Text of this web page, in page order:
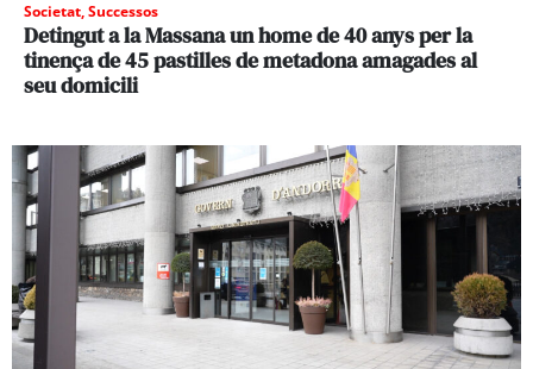
Societat,Successos
Detingut a la Massana un home de 40 anys per la
tinença de 45 pastilles de metadona amagades al
seu domicili